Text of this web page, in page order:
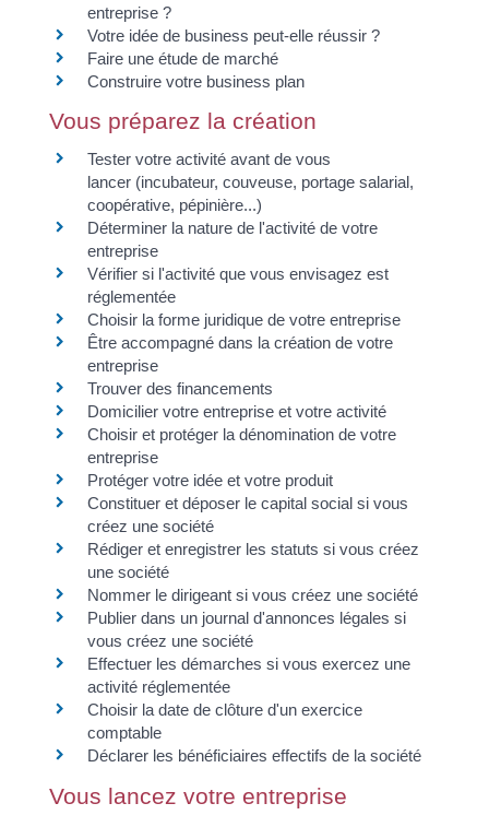
entreprise ?
Votre idée de business peut-elle réussir ?
Faire une étude de marché
Construire votre business plan
Vous préparez la création
Tester votre activité avant de vous
lancer (incubateur, couveuse, portage salarial,
coopérative, pépinière...)
Déterminer la nature de l'activité de votre
entreprise
Vérifier si l'activité que vous envisagez est
réglementée
Choisir la forme juridique de votre entreprise
Être accompagné dans la création de votre
entreprise
Trouver des financements
Domicilier votre entreprise et votre activité
Choisir et protéger la dénomination de votre
entreprise
Protéger votre idée et votre produit
Constituer et déposer le capital social si vous
créez une société
Rédiger et enregistrer les statuts si vous créez
une société
Nommer le dirigeant si vous créez une société
Publier dans un journal d'annonces légales si
vous créez une société
Effectuer les démarches si vous exercez une
activité réglementée
Choisir la date de clôture d'un exercice
comptable
Déclarer les bénéficiaires effectifs de la société
Vous lancez votre entreprise